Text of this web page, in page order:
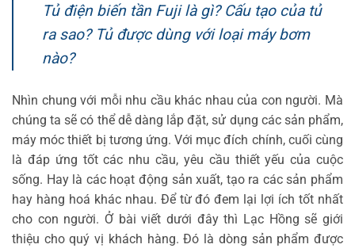
Tủ điện biến tần Fuji là gì? Cấu tạo của tủ
ra sao? Tủ được dùng với loại máy bơm
nào?
Nhìn chung với mỗi nhu cầu khác nhau của con người. Mà
chúng ta sẽ có thể dễ dàng lắp đặt, sử dụng các sản phẩm,
máy móc thiết bị tương ứng. Với mục đích chính, cuối cùng
là đáp ứng tốt các nhu cầu, yêu cầu thiết yếu của cuộc
sống. Hay là các hoạt động sản xuất, tạo ra các sản phẩm
hay hàng hoá khác nhau. Để từ đó đem lại lợi ích tốt nhất
cho con người. Ở bài viết dưới đây thì Lạc Hồng sẽ giới
thiệu cho quý vị khách hàng. Đó là dòng sản phẩm được